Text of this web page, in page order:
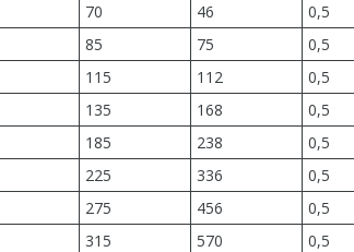
70 46
0,5
85 75
0,5
115 112
0,5
135 168
0,5
185 238
0,5
225 336
0,5
275 456
0,5
315 570
0,5